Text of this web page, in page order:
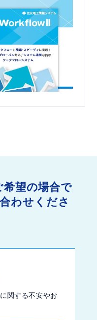
希望の場合で
わせくださ
関する不安やお